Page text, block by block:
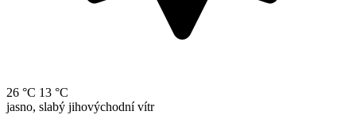
26 °C 13 °C
jasno, slabý jihovýchodní vítr